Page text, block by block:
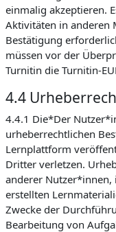
einmalig akzeptieren.
Aktivitäten in anderen
Bestätigung
müssen vor der
Turnitin die Turnitin-
4.4
4.4.1 Die*Der
urheberrechtlichen
Lernplattform
Dritter verletzen.
anderer Nutzer*innen,
erstellten
Zwecke der
Bearbeitung von